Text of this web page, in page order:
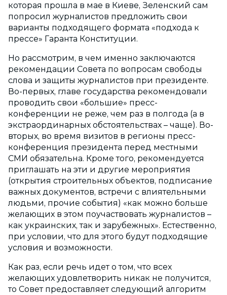
которая прошла в мае в Киеве, Зеленский сам
попросил журналистов предложить свои
варианты подходящего формата «подхода к
прессе» Гаранта Конституции.
Но рассмотрим, в чем именно заключаются
рекомендации Совета по вопросам свободы
слова и защиты журналистов при президенте.
Во-первых, главе государства рекомендовали
проводить свои «большие» пресс-
конференции не реже, чем раз в полгода (а в
экстраординарных обстоятельствах – чаще). Во-
вторых, во время визитов в регионы пресс-
конференция президента перед местными
СМИ обязательна. Кроме того, рекомендуется
приглашать на эти и другие мероприятия
(открытия строительных объектов, подписание
важных документов, встречи с влиятельными
людьми, прочие события) «как можно больше
желающих в этом поучаствовать журналистов –
как украинских, так и зарубежных». Естественно,
при условии, что для этого будут подходящие
условия и возможности.
Как раз, если речь идет о том, что всех
желающих удовлетворить никак не получится,
то Совет предоставляет следующий алгоритм